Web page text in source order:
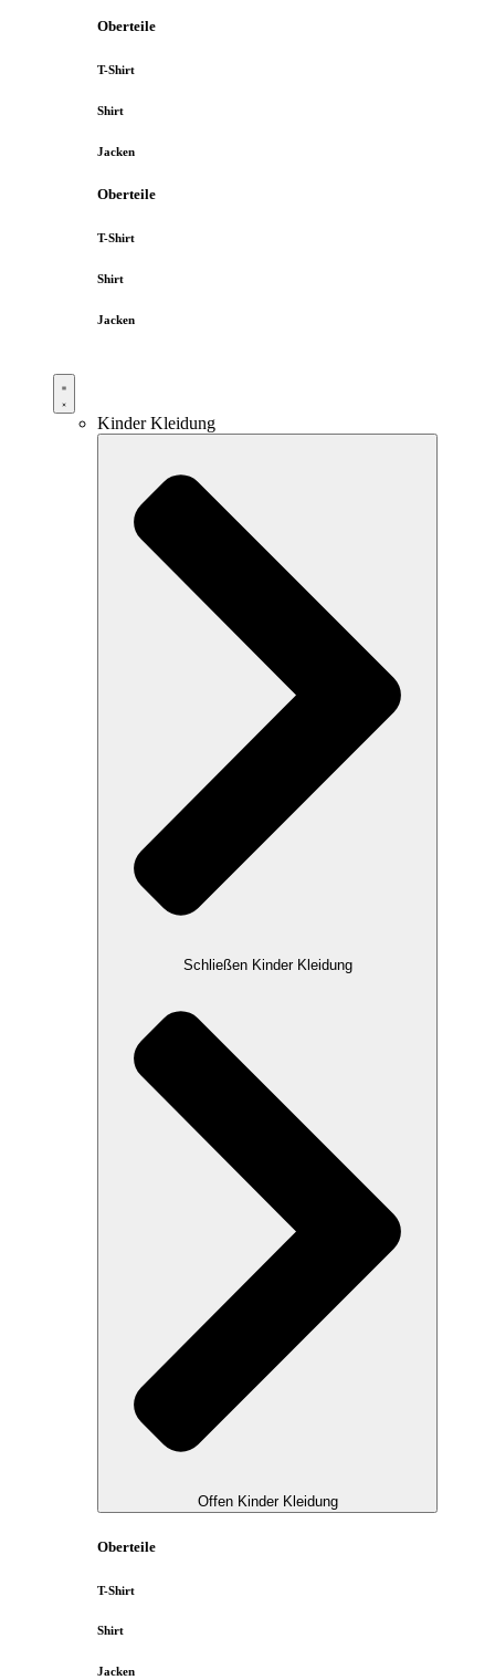
Oberteile
T-Shirt
Shirt
Jacken
Oberteile
T-Shirt
Shirt
Jacken
Kinder Kleidung
Schließen Kinder Kleidung
Offen Kinder Kleidung
Oberteile
T-Shirt
Shirt
Jacken